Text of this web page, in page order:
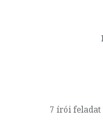
7 írói feladat